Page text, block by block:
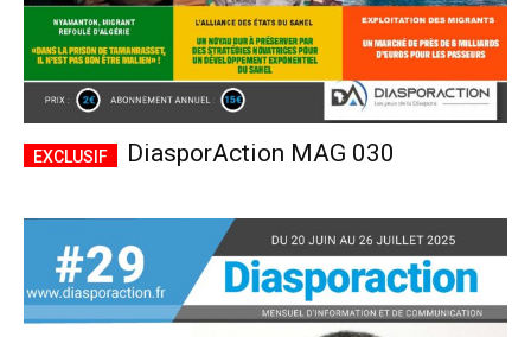
DiasporAction MAG 030